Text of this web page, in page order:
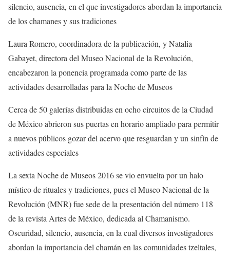
silencio, ausencia, en el que investigadores abordan la importancia
de los chamanes y sus tradiciones
Laura Romero, coordinadora de la publicación, y Natalia
Gabayet, directora del Museo Nacional de la Revolución,
encabezaron la ponencia programada como parte de las
actividades desarrolladas para la Noche de Museos
Cerca de 50 galerías distribuidas en ocho circuitos de la Ciudad
de México abrieron sus puertas en horario ampliado para permitir
a nuevos públicos gozar del acervo que resguardan y un sinfín de
actividades especiales
La sexta Noche de Museos 2016 se vio envuelta por un halo
místico de rituales y tradiciones, pues el Museo Nacional de la
Revolución (MNR) fue sede de la presentación del número 118
de la revista Artes de México, dedicada al Chamanismo.
Oscuridad, silencio, ausencia, en la cual diversos investigadores
abordan la importancia del chamán en las comunidades tzeltales,